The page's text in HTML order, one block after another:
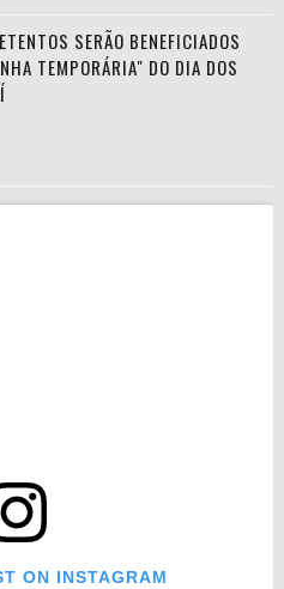
SERÃO BENEFICIADOS
TEMPORÁRIA" DO DIA DOS
ON INSTAGRAM